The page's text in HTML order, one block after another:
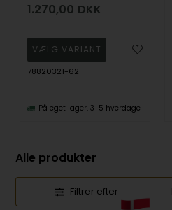
1.270,00 DKK
78820321-62
På eget lager, 3-5 hverdage
Alle produkter
Filtrer efter